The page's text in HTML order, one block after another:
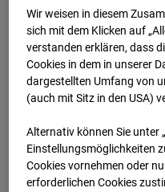
2026
07 08
BC-191 -
Lastenstraße 3,
Wir weisen in diesem
sich mit dem Klicken auf
ver­standen erklären, dass
Cookies in dem in unserer
dargestellten Umfang von
(auch mit Sitz in den USA)
Alternativ können Sie unter
Einstellungsmöglichkeiten
Cookies vornehmen oder
erforderlichen Cookies